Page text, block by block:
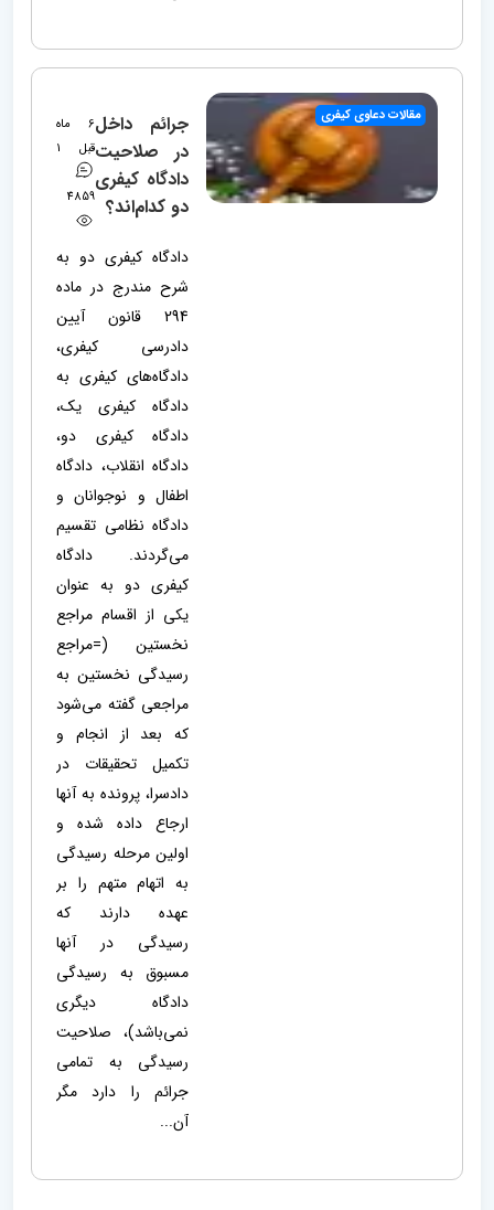
مقالات دعاوی کیفری
جرائم داخل
در صلاحیت
دادگاه کیفری
دو کدام‌اند؟
6 ماه
قبل
1
4859
دادگاه کیفری دو به
شرح مندرج در ماده
294 قانون آیین
دادرسی کیفری،
دادگاه‌های کیفری به
دادگاه کیفری یک،
دادگاه کیفری دو،
دادگاه انقلاب، دادگاه
اطفال و نوجوانان و
دادگاه نظامی تقسیم
می‌گردند. دادگاه
کیفری دو به عنوان
یکی از اقسام مراجع
نخستین (=مراجع
رسیدگی نخستین به
مراجعی گفته می‌شود
که بعد از انجام و
تکمیل تحقیقات در
دادسرا، پرونده به آنها
ارجاع داده شده و
اولین مرحله رسیدگی
به اتهام متهم را بر
عهده دارند که
رسیدگی در آنها
مسبوق به رسیدگی
دادگاه دیگری
نمی‌باشد)، صلاحیت
رسیدگی به تمامی
جرائم را دارد مگر
آن...